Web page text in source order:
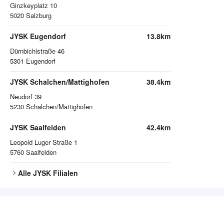
Ginzkeyplatz 10
5020 Salzburg
JYSK Eugendorf
Dürnbichlstraße 46
5301 Eugendorf
13.8km
JYSK Schalchen/Mattighofen
Neudorf 39
5230 Schalchen/Mattighofen
38.4km
JYSK Saalfelden
Leopold Luger Straße 1
5760 Saalfelden
42.4km
Alle JYSK Filialen